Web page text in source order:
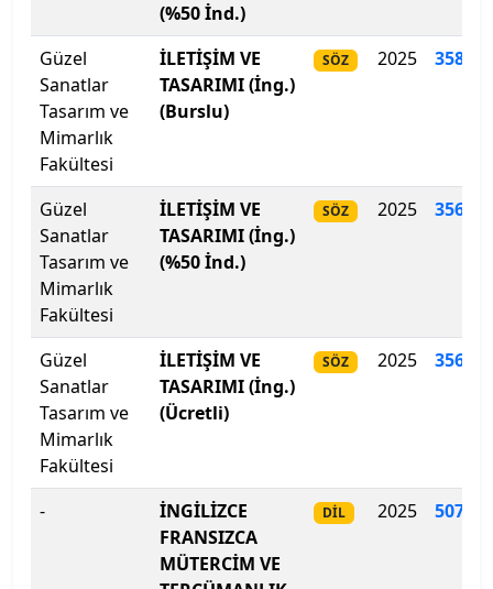
Kastamonu Üniversitesi
Kayseri Üniversitesi
Kıbrıs Amerikan Üniversitesi
Kıbrıs Amerikan Üniversitesi
Kıbrıs Aydın Üniversitesi
Kıbrıs Batı Üniversitesi
Kıbrıs Sağlık ve Toplum Bilimleri Üniversitesi
Kırgızistan-Türkiye Manas Üniversitesi
Kırıkkale Üniversitesi
Kırklareli Üniversitesi
Kırşehir Ahi Evran Üniversitesi
(%50 İnd.)
Güzel
Sanatlar
Tasarım ve
Mimarlık
Fakültesi
İLETİŞİM VE
TASARIMI (İng.)
(Burslu)
SÖZ 2025 358
Güzel
Sanatlar
Tasarım ve
Mimarlık
Fakültesi
İLETİŞİM VE
TASARIMI (İng.)
(%50 İnd.)
SÖZ 2025
Güzel
Sanatlar
Tasarım ve
Mimarlık
Fakültesi
İLETİŞİM VE
TASARIMI (İng.)
(Ücretli)
SÖZ 2025
-
İNGİLİZCE
FRANSIZCA
MÜTERCİM VE
DİL 2025